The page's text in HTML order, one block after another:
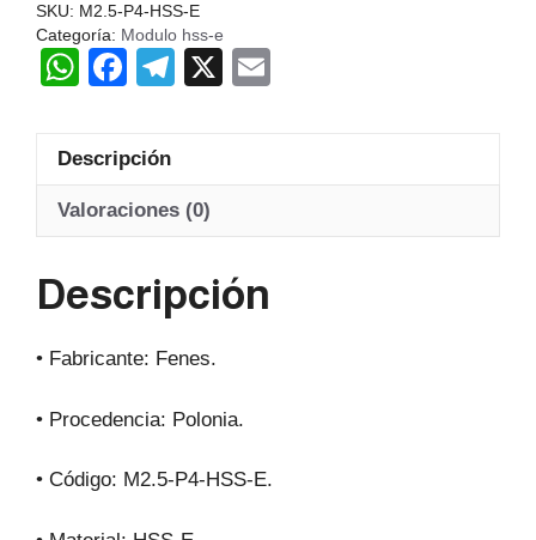
Z21-
25
Hss-
SKU: M2.5-P4-HSS-E
Categoría: Modulo hss-e
W
at
s
A
p
F
c
e
b
o
T
gr
a
X
Descripción
Valoraciones (0)
Descripción
• Fabricante: Fenes.
• Procedencia: Polonia.
• Código: M2.5-P4-HSS-E.